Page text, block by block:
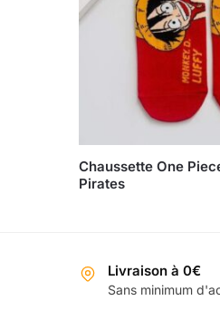
Chaussette One
Pirates
Livraison à 0€
Sans minimum